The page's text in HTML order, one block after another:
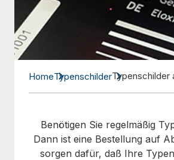
HomeTypenschilderTypenschilder
Benötigen Sie regelmäßig
Dann ist eine Bestellung auf
sorgen dafür, daß Ihre